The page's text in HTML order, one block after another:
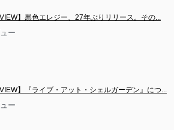
】黒色エレジー、27年ぶりリリース。その...
ー
】『ライブ・アット・シェルガーデン』につ...
ー